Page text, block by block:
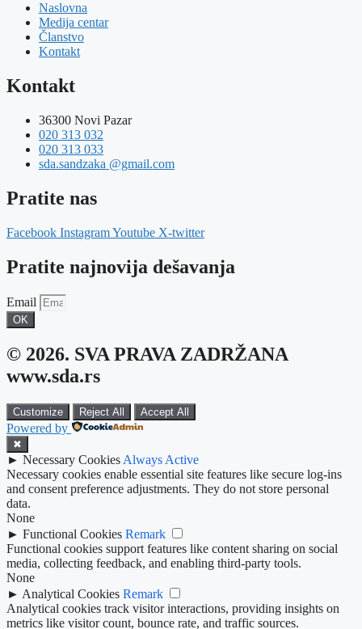
Naslovna
Medija centar
Članstvo
Kontakt
Kontakt
36300 Novi Pazar
020 313 032
020 313 033
sda.sandzaka @gmail.com
Pratite nas
Facebook InstagramYoutube X-twitter
Pratite najnovija dešavanja
Email
OK
© 2026. SVA PRAVA ZADRŽANA
www.sda.rs
Customize Reject All Accept All
Powered by
✖
► Necessary Cookies Always Active
Necessary cookies enable essential site features like secure log-ins
and consent preference adjustments. They do not store personal
data.
None
► Functional Cookies Remark
Functional cookies support features like content sharing on social
media, collecting feedback, and enabling third-party tools.
None
► Analytical Cookies Remark
Analytical cookies track visitor interactions, providing insights on
metrics like visitor count, bounce rate, and traffic sources.